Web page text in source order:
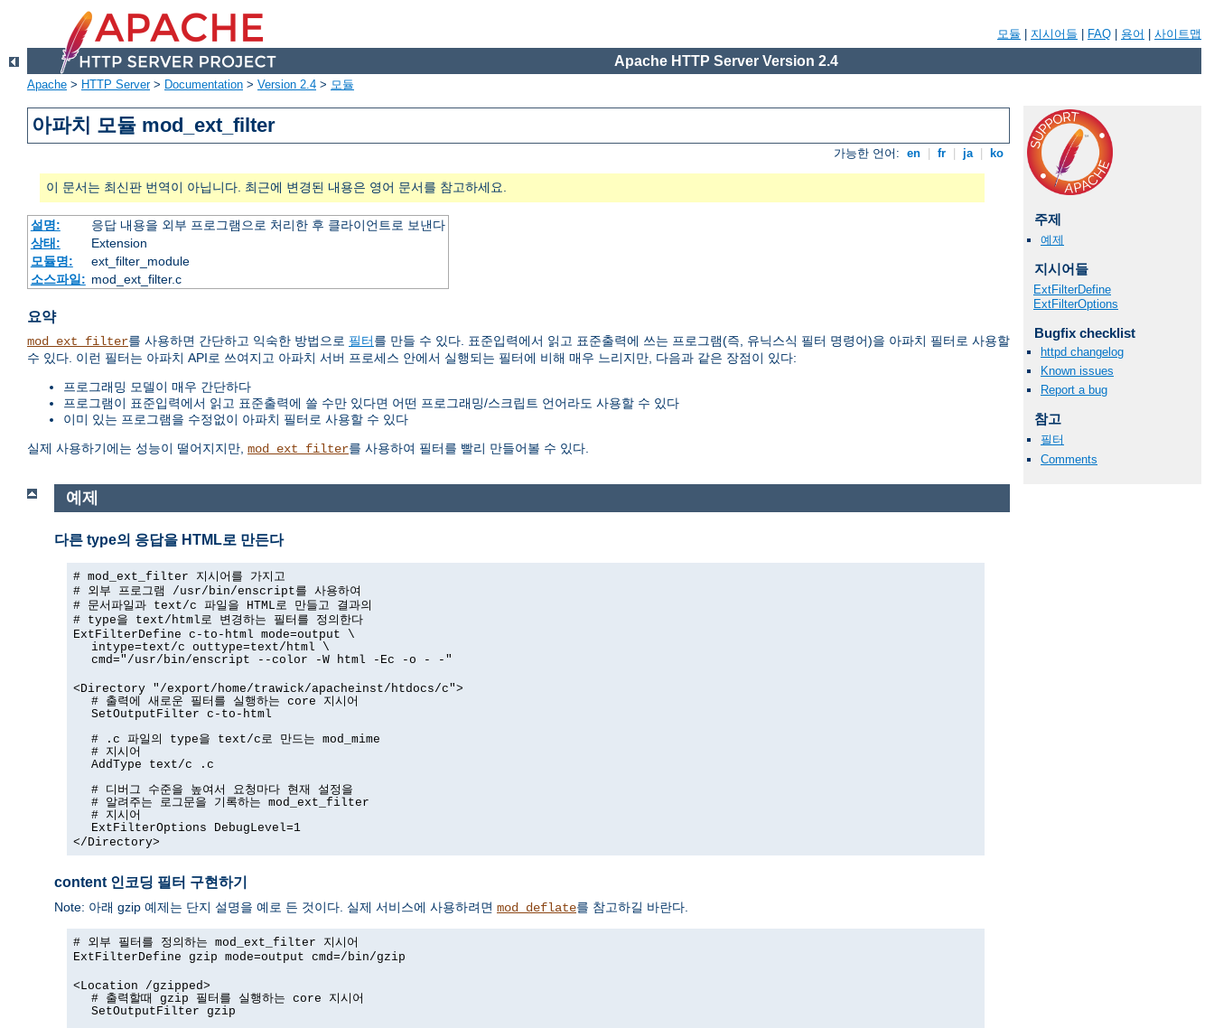
모듈 지시어들 FAQ 용어 사이트맵
Apache HTTP Server Version 2.4
Apache > HTTP Server> Documentation > Version 2.4 > 모듈
아파치 모듈 mod_ext_filter
가능한 언어: en fr ja ko
이 문서는 최신판 번역이 아닙니다. 최근에 변경된 내용은 영어 문서를 참고하세요.
설명:
응답 내용을 외부 프로그램으로 처리한 후 클라이언트로 보낸다
상태:
Extension
모듈명:
ext_filter_module
소스파일: mod_ext_filter.c
요약
mod_ext_filter를 사용하면 간단하고 익숙한 방법으로 필터를 만들 수 있다. 표준입력에서 읽고 표준출력에 쓰는 프로그램(즉, 유닉스식 필터 명령어)을 아파치 필터로 사용할
수 있다. 이런 필터는 아파치 API로 쓰여지고 아파치 서버 프로세스 안에서 실행되는 필터에 비해 매우 느리지만, 다음과 같은 장점이 있다:
프로그래밍 모델이 매우 간단하다
프로그램이 표준입력에서 읽고 표준출력에 쓸 수만 있다면 어떤 프로그래밍/스크립트 언어라도 사용할 수 있다
이미 있는 프로그램을 수정없이 아파치 필터로 사용할 수 있다
실제 사용하기에는 성능이 떨어지지만, mod_ext_filter를 사용하여 필터를 빨리 만들어볼 수 있다.
주제
예제
지시어들
ExtFilterDefine
ExtFilterOptions
Bugfix checklist
httpd changelog
Known issues
Report a bug
참고
필터
Comments
예제
다른 type의 응답을 HTML로 만든다
# mod_ext_filter 지시어를 가지고
# 외부 프로그램 /usr/bin/enscript를 사용하여
# 문서파일과 text/c 파일을 HTML로 만들고 결과의
# type을 text/html로 변경하는 필터를 정의한다
ExtFilterDefine c-to-html mode=output \
intype=text/c outtype=text/html \
cmd="/usr/bin/enscript --color -W html -Ec -o - -"
<Directory "/export/home/trawick/apacheinst/htdocs/c">
# 출력에 새로운 필터를 실행하는 core 지시어
SetOutputFilter c-to-html
# .c 파일의 type을 text/c로 만드는 mod_mime
# 지시어
AddType text/c .c
# 디버그 수준을 높여서 요청마다 현재 설정을
# 알려주는 로그문을 기록하는 mod_ext_filter
# 지시어
ExtFilterOptions DebugLevel=1
</Directory>
content 인코딩 필터 구현하기
Note: 아래 gzip 예제는 단지 설명을 예로 든 것이다. 실제 서비스에 사용하려면 mod_deflate를 참고하길 바란다.
# 외부 필터를 정의하는 mod_ext_filter 지시어
ExtFilterDefine gzip mode=output cmd=/bin/gzip
<Location /gzipped>
# 출력할때 gzip 필터를 실행하는 core 지시어
SetOutputFilter gzip